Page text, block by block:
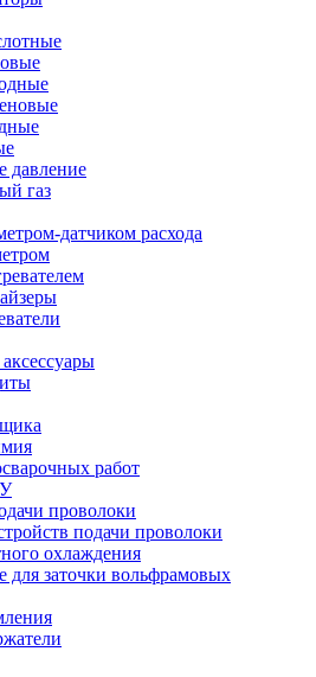
давление
газ
датчиком расхода
работ
проволоки
подачи проволоки
охлаждения
для заточки вольфрамовых